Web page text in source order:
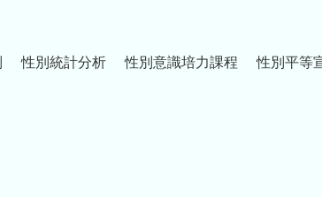
性別統計分析 性別意識培力課程 性別平等